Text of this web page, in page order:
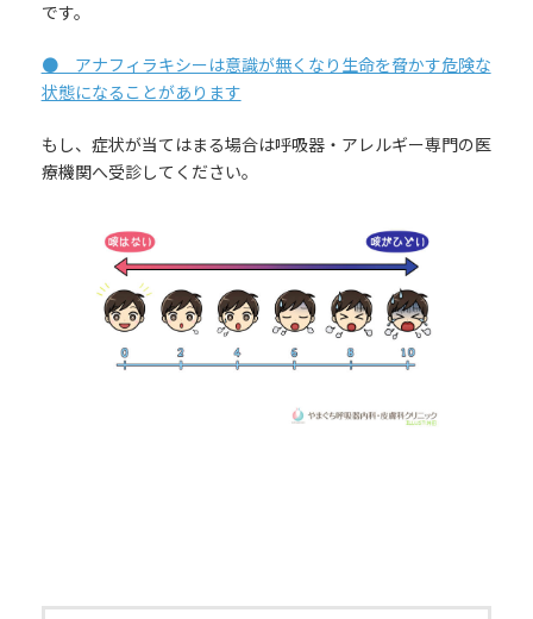
です。
● アナフィラキシーは意識が無くなり生命を脅かす危険な
状態になることがあります
もし、症状が当てはまる場合は呼吸器・アレルギー専門の医
療機関へ受診してください。